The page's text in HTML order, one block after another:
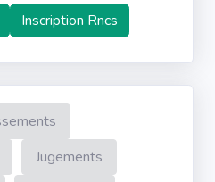
Inscription Rncs
Jugements